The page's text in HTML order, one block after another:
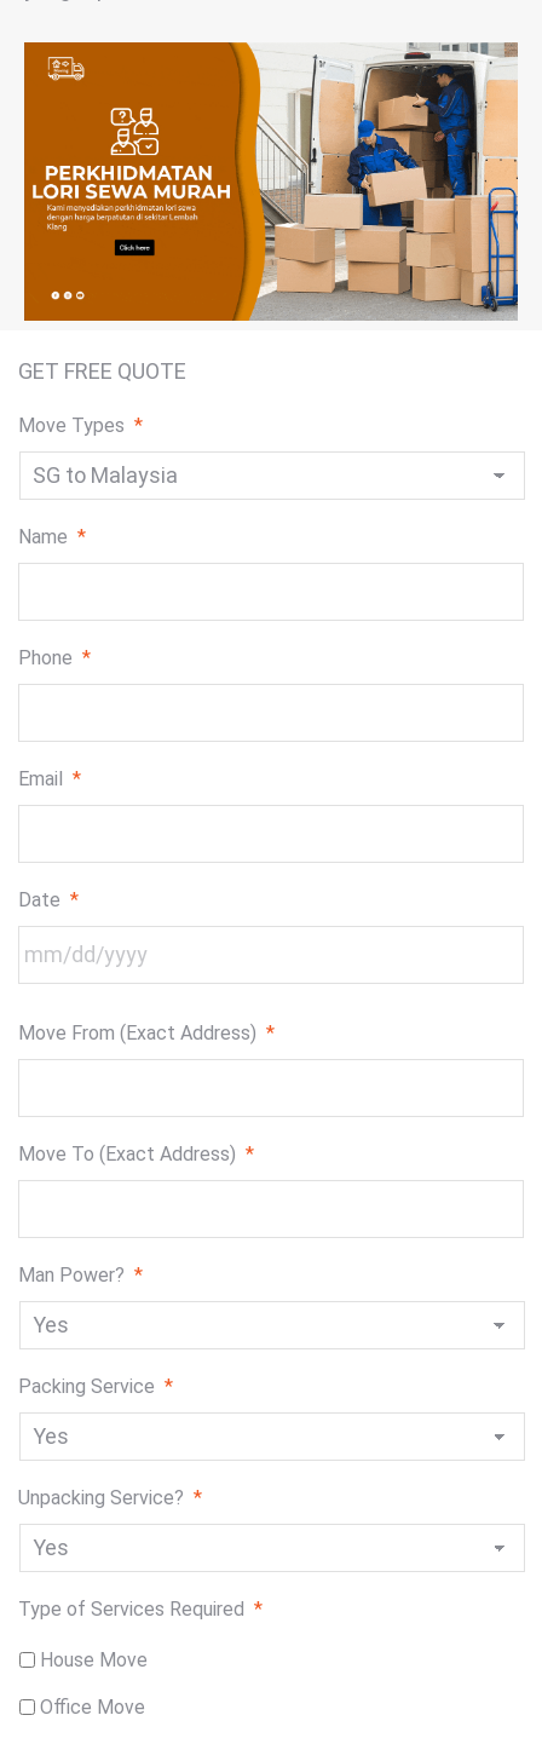
GET FREE QUOTE
Move Types *
Name *
Phone *
Email *
Date *
slash
slash
YYYY
Move From (Exact Address) *
Move To (Exact Address) *
Man Power? *
Packing Service *
Unpacking Service? *
Type of Services Required *
House Move
Office Move